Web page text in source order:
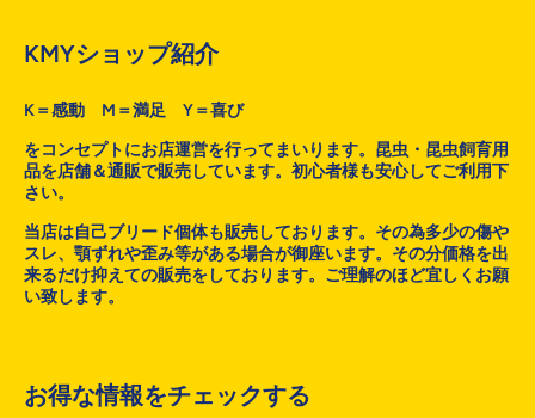
KMYショップ紹介
K＝感動 M＝満足 Y＝喜び
をコンセプトにお店運営を行ってまいります。昆虫・昆虫飼育用
品を店舗＆通販で販売しています。初心者様も安心してご利用下
さい。
当店は自己ブリード個体も販売しております。その為多少の傷や
スレ、顎ずれや歪み等がある場合が御座います。その分価格を出
来るだけ抑えての販売をしております。ご理解のほど宜しくお願
い致します。
お得な情報をチェックする